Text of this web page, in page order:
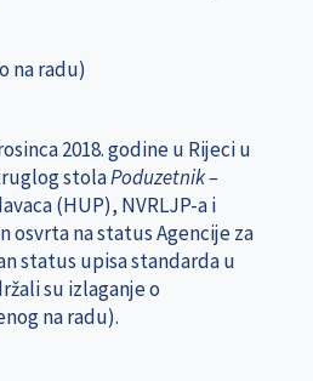
na radu)
2018. godine u Rijeci u
stolaPoduzetnik –
(HUP), NVRLJP-a i
osvrta na status Agencije za
status upisa standarda u
su izlaganje o
na radu).